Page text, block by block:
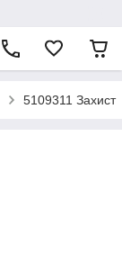
5109311 Захист